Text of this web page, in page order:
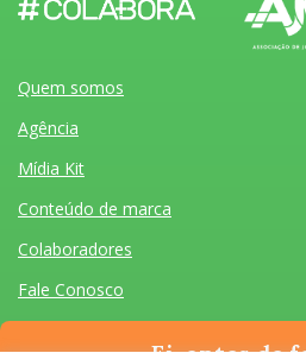
Quem somos
Agência
Mídia Kit
Conteúdo de marca
Colaboradores
Fale Conosco